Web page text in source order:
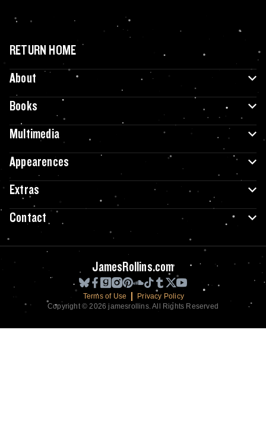
RETURN HOME
About
Books
Multimedia
Appearences
Extras
Contact
JamesRollins.com
Terms of Use
Privacy Policy
Copyright © 2026 jamesrollins. All Rights Reserved